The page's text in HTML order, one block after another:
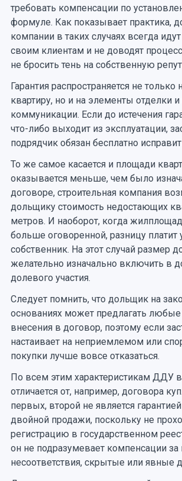
требовать компенсации по
формуле. Как показывает практика,
компании в таких случаях всегда
своим клиентам и не доводят
не бросить тень на собственную
Гарантия распространяется не только
квартиру, но и на элементы отделки
коммуникации. Если до истечения
что-либо выходит из эксплуатации,
подрядчик обязан бесплатно
То же самое касается и площади
оказывается меньше, чем было
договоре, строительная компания
дольщику стоимость недостающих
метров. И наоборот, когда
больше оговоренной, разницу платит
собственник. На этот случай размер
желательно изначально включить в
долевого участия.
Следует помнить, что дольщик на
основаниях может предлагать
внесения в договор, поэтому если
настаивает на неприемлемом или
покупки лучше вовсе отказаться.
По всем этим характеристикам ДДУ
отличается от, например, договора
первых, второй не является
двойной продажи, поскольку не
регистрацию в государственном
он не подразумевает компенсации за
несоответствия, скрытые или явные